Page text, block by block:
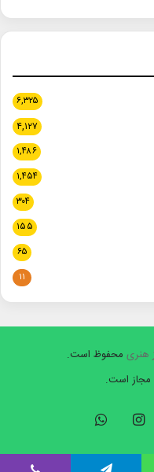
۶,۳۲۵
۴,۱۲۷
۱,۴۸۶
۱,۴۵۴
۳۰۴
۱۵۵
۶۵
۱۱
هنری محفوظ است.
مجاز است.
اینستاگرام
آپ